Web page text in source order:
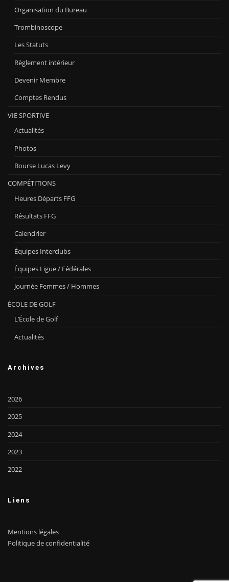
Organisation du Bureau
Trombinoscope
Les Statuts
Règlement intérieur
Devenir Membre
Comptes Rendus
VIE SPORTIVE
Actualités
Photos
Bourse Lucas Levy
COMPÉTITIONS
Heures Départs FFG
Résultats FFG
Calendrier
Équipes Interclubs
Équipes Ligue / Fédérales
Journée Femmes / Hommes
ÉCOLE DE GOLF
L’École de Golf
Actualités
Archives
2026
2025
2024
2023
2022
Liens
Mentions légales
Politique de confidentialité